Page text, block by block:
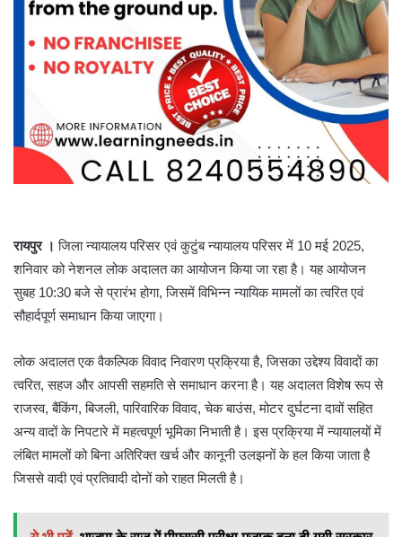
रायपुर । जिला न्यायालय परिसर एवं कुटुंब न्यायालय परिसर में 10 मई 2025,
शनिवार को नेशनल लोक अदालत का आयोजन किया जा रहा है। यह आयोजन
सुबह 10:30 बजे से प्रारंभ होगा, जिसमें विभिन्न न्यायिक मामलों का त्वरित एवं
सौहार्दपूर्ण समाधान किया जाएगा।
लोक अदालत एक वैकल्पिक विवाद निवारण प्रक्रिया है, जिसका उद्देश्य विवादों का
त्वरित, सहज और आपसी सहमति से समाधान करना है। यह अदालत विशेष रूप से
राजस्व, बैंकिंग, बिजली, पारिवारिक विवाद, चेक बाउंस, मोटर दुर्घटना दावों सहित
अन्य वादों के निपटारे में महत्वपूर्ण भूमिका निभाती है। इस प्रक्रिया में न्यायालयों में
लंबित मामलों को बिना अतिरिक्त खर्च और कानूनी उलझनों के हल किया जाता है
जिससे वादी एवं प्रतिवादी दोनों को राहत मिलती है।